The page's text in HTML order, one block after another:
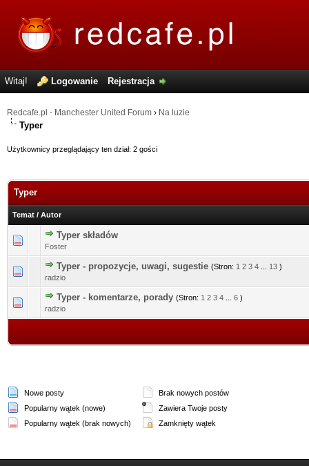
Witaj! Logowanie Rejestracja
Redcafe.pl - Manchester United Forum › Na luzie
Typer
Użytkownicy przeglądający ten dział: 2 gości
Typer
Temat / Autor
Typer składów
Foster
0 głosów - średnia ocena: 0 na 5 gwiazdek
Typer - propozycje, uwagi, sugestie (Stron: 1 2 3 4 13 )
radzio
0 głosów - średnia ocena: 0 na 5 gwiazdek
1234 5
Typer - komentarze, porady (Stron: 1 2 3 4 6 )
radzio
0 głosów - średnia ocena: 0 na 5 gwiazdek
12345
Nowe posty
Popularny wątek (nowe)
Popularny wątek (brak nowych)
Brak nowych postów
Zawiera Twoje posty
Zamknięty wątek